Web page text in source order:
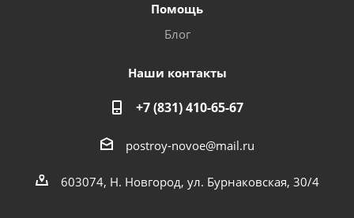
Помощь
Блог
Наши контакты
+7 (831) 410-65-67
postroy-novoe@mail.ru
603074, Н. Новгород, ул. Бурнаковская, 30/4